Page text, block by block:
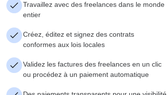
Travaillez avec des freelances dans le monde
entier
Créez, éditez et signez des contrats
conformes aux lois locales
Validez les factures des freelances en un clic
ou procédez à un paiement automatique